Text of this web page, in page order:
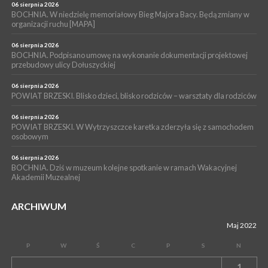
muzyki [PROGRAM KONCERTÓW]
SPORT
BOCHNIA. W niedzielę XXXII Memoriałowy Bieg Majora Bacy!
06 sierpnia 2026
BOCHNIA. W niedzielę memoriałowy Bieg Majora Bacy. Będą zmiany w
organizacji ruchu [MAPA]
06 sierpnia 2026
BOCHNIA. Podpisano umowę na wykonanie dokumentacji projektowej
przebudowy ulicy Dołuszyckiej
06 sierpnia 2026
POWIAT BRZESKI. Blisko dzieci, blisko rodziców – warsztaty dla rodziców
06 sierpnia 2026
POWIAT BRZESKI. W Wytrzyszczce karetka zderzyła się z samochodem
osobowym
06 sierpnia 2026
BOCHNIA. Dziś w muzeum kolejne spotkanie w ramach Wakacyjnej
Akademii Muzealnej
ARCHIWUM
Maj 2022
P W Ś C P S N